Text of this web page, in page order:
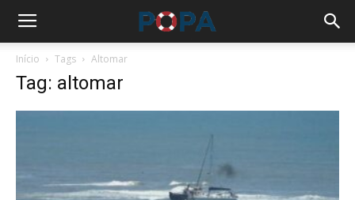
Início Tags Altomar
Tag: altomar